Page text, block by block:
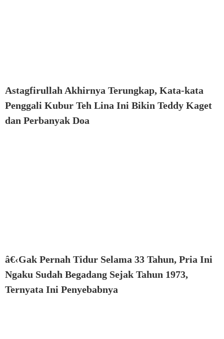
Astagfirullah Akhirnya Terungkap, Kata-kata
Penggali Kubur Teh Lina Ini Bikin Teddy Kaget
dan Perbanyak Doa
â€‹Gak Pernah Tidur Selama 33 Tahun, Pria Ini
Ngaku Sudah Begadang Sejak Tahun 1973,
Ternyata Ini Penyebabnya